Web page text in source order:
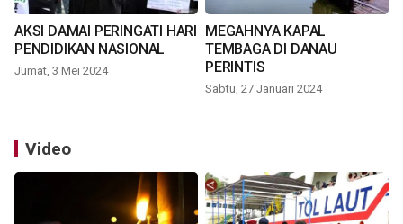
AKSI DAMAI PERINGATI HARI
PENDIDIKAN NASIONAL
Jumat, 3 Mei 2024
MEGAHNYA KAPAL
TEMBAGA DI DANAU
PERINTIS
Sabtu, 27 Januari 2024
Video